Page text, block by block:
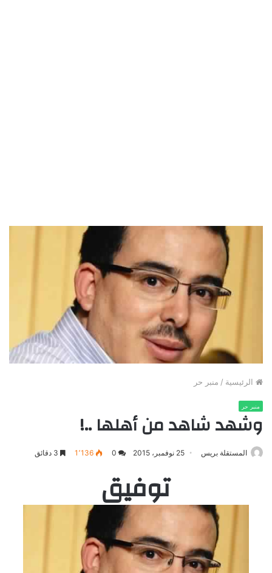
الرئيسية / منبر حر
منبر حر
وشهد شاهد من أهلها ..!
المستقلة بريس 25 نوفمبر، 2015 0 1٬136
توفيق